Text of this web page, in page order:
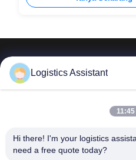
Pilih kami dan Anda
Logistics Assistant
11:45
Hi there! I'm your logistics
need a free quote today?